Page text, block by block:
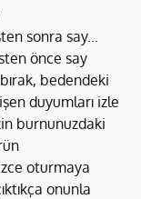
sonra say...
önce say
bedendeki
duyumları izle
burnunuzdaki
oturmaya
onunla